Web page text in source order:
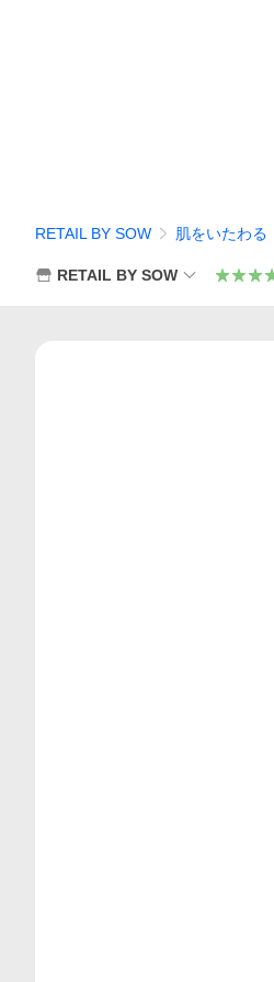
RETAIL BY SOW 肌をいたわ
RETAIL BY SOW